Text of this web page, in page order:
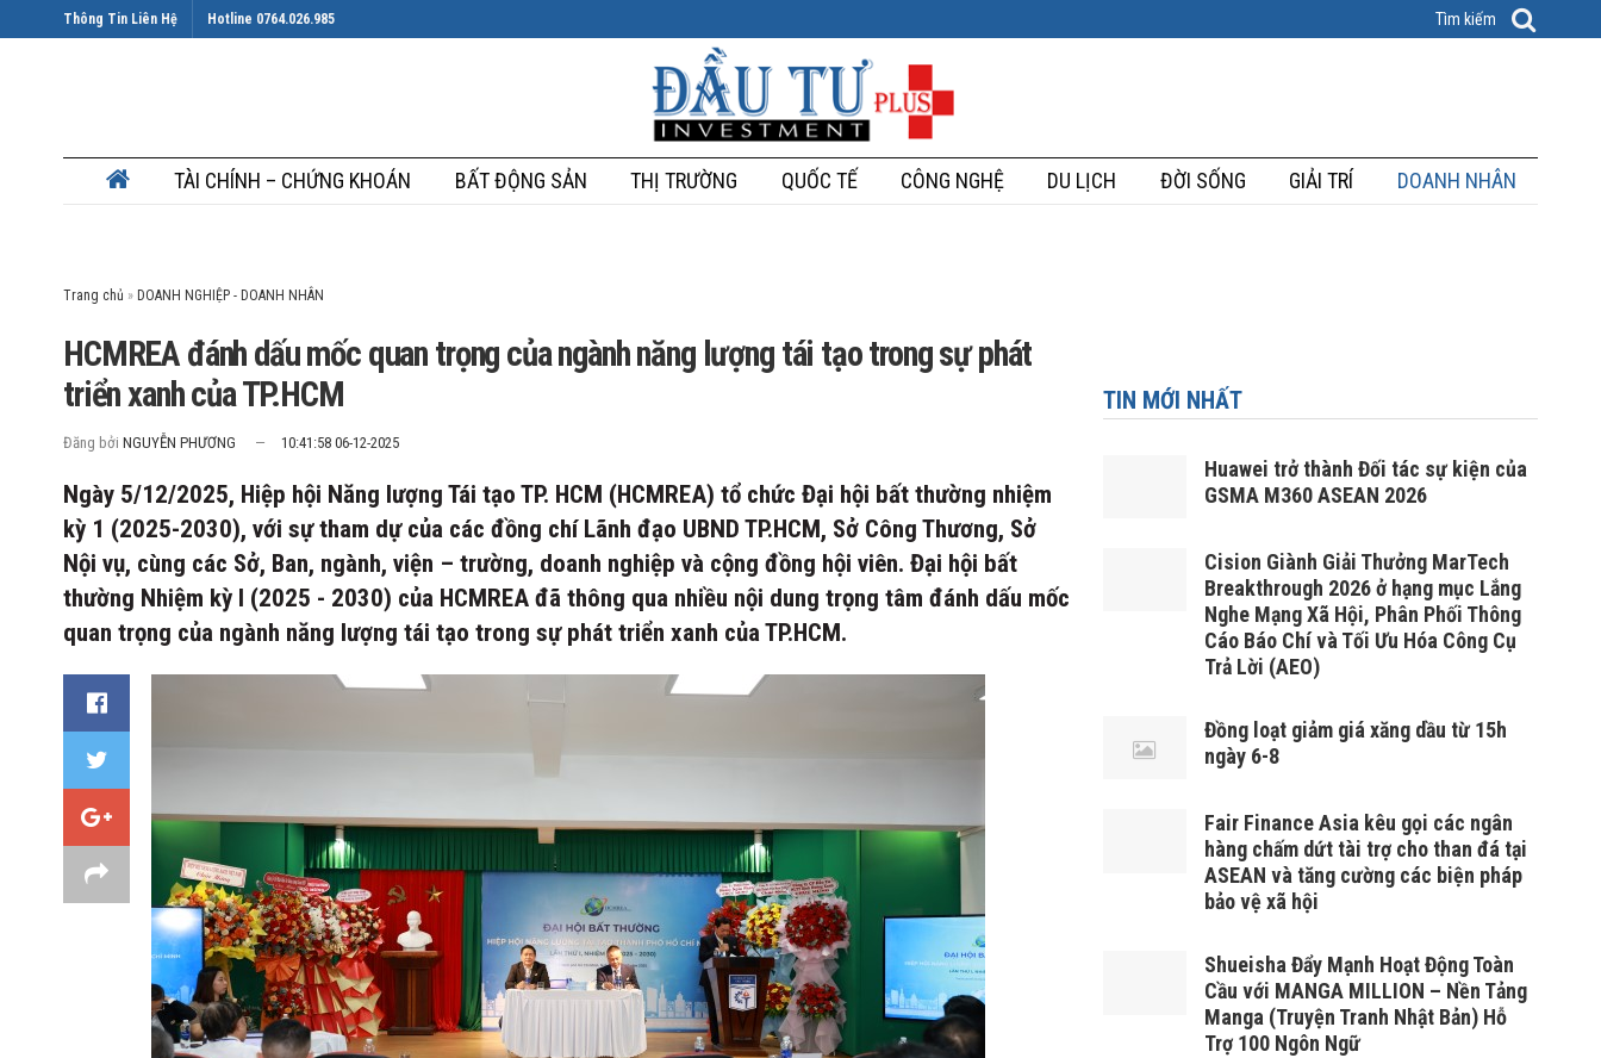
Thông Tin Liên Hệ Hotline 0764.026.985
TÀI CHÍNH – CHỨNG KHOÁN BẤT ĐỘNG SẢN THỊ TRƯỜNG QUỐC TẾ CÔNG NGHỆ DU LỊCH ĐỜI SỐNG GIẢI TRÍ DOANH NHÂN
Trang chủ »
HCMREA đánh dấu mốc quan trọng của ngành năng lượng tái tạo trong sự phát
triển xanh của TP.HCM
Đăng bởi NGUYỄN PHƯƠNG 10:41:58 06-12-2025
Ngày 5/12/2025, Hiệp hội Năng lượng Tái tạo TP. HCM (HCMREA) tổ chức Đại hội bất thường nhiệm
kỳ 1 (2025-2030), với sự tham dự của các đồng chí Lãnh đạo UBND TP.HCM, Sở Công Thương, Sở
Nội vụ, cùng các Sở, Ban, ngành, viện – trường, doanh nghiệp và cộng đồng hội viên. Đại hội bất
thường Nhiệm kỳ I (2025 - 2030) của HCMREA đã thông qua nhiều nội dung trọng tâm đánh dấu mốc
quan trọng của ngành năng lượng tái tạo trong sự phát triển xanh của TP.HCM.
TIN MỚI NHẤT
Huawei trở thành Đối tác sự kiện của
GSMA M360 ASEAN 2026
Cision Giành Giải Thưởng MarTech
Breakthrough 2026 ở hạng mục Lắng
Nghe Mạng Xã Hội, Phân Phối Thông
Cáo Báo Chí và Tối Ưu Hóa Công Cụ
Trả Lời (AEO)
Đồng loạt giảm giá xăng dầu từ 15h
ngày 6-8
Fair Finance Asia kêu gọi các ngân
hàng chấm dứt tài trợ cho than đá tại
ASEAN và tăng cường các biện pháp
bảo vệ xã hội
Shueisha Đẩy Mạnh Hoạt Động Toàn
Cầu với MANGA MILLION – Nền Tảng
Manga (Truyện Tranh Nhật Bản) Hỗ
Trợ 100 Ngôn Ngữ